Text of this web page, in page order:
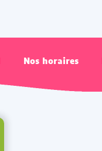
Nos horaires